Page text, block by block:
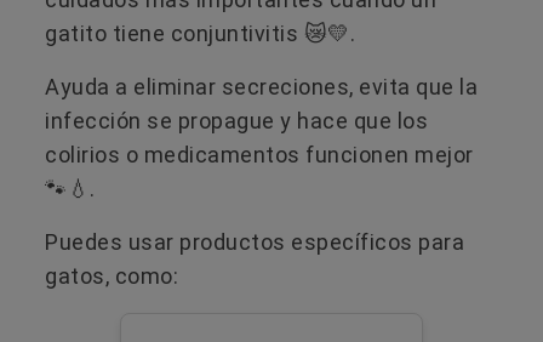
gatito tiene conjuntivitis 😿💛.
Ayuda a eliminar secreciones, evita que la
infección se propague y hace que los
colirios o medicamentos funcionen mejor
🐾💧.
Puedes usar productos específicos para
gatos, como: